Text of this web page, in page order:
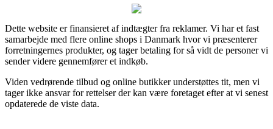
Dette website er finansieret af indtægter fra reklamer. Vi har et fast
samarbejde med flere online shops i Danmark hvor vi præsenterer
forretningernes produkter, og tager betaling for så vidt de personer vi
sender videre gennemfører et indkøb.
Viden vedrørende tilbud og online butikker understøttes tit, men vi
tager ikke ansvar for rettelser der kan være foretaget efter at vi senest
opdaterede de viste data.